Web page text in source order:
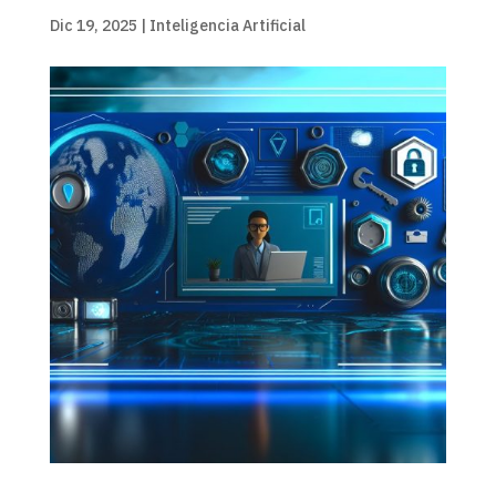
Dic 19, 2025 | Inteligencia Artificial